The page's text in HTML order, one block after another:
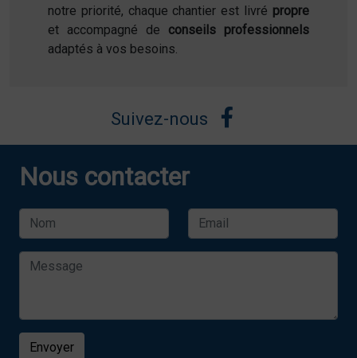
notre priorité, chaque chantier est livré propre
et accompagné de conseils professionnels
adaptés à vos besoins.
Suivez-nous
Nous contacter
Envoyer